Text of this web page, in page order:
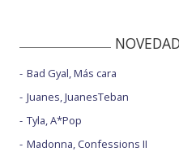
Bad Gyal, Más cara
Juanes, JuanesTeban
Tyla, A*Pop
Madonna, Confessions II